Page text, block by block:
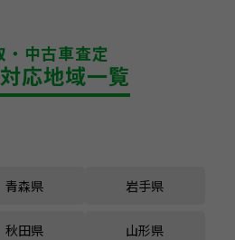
・中古車査定
応地域一覧
青森県 岩手県
秋田県 山形県